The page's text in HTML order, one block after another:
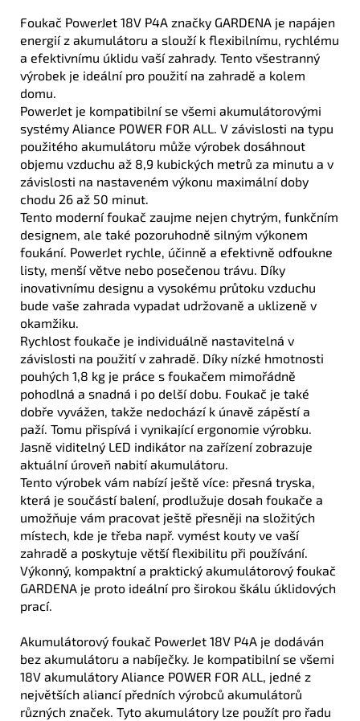
Foukač PowerJet 18V P4A značky GARDENA je napájen
energií z akumulátoru a slouží k flexibilnímu, rychlému
a efektivnímu úklidu vaší zahrady. Tento všestranný
výrobek je ideální pro použití na zahradě a kolem
domu.
PowerJet je kompatibilní se všemi akumulátorovými
systémy Aliance POWER FOR ALL. V závislosti na typu
použitého akumulátoru může výrobek dosáhnout
objemu vzduchu až 8,9 kubických metrů za minutu a v
závislosti na nastaveném výkonu maximální doby
chodu 26 až 50 minut.
Tento moderní foukač zaujme nejen chytrým, funkčním
designem, ale také pozoruhodně silným výkonem
foukání. PowerJet rychle, účinně a efektivně odfoukne
listy, menší větve nebo posečenou trávu. Díky
inovativnímu designu a vysokému průtoku vzduchu
bude vaše zahrada vypadat udržovaně a uklizeně v
okamžiku.
Rychlost foukače je individuálně nastavitelná v
závislosti na použití v zahradě. Díky nízké hmotnosti
pouhých 1,8 kg je práce s foukačem mimořádně
pohodlná a snadná i po delší dobu. Foukač je také
dobře vyvážen, takže nedochází k únavě zápěstí a
paží. Tomu přispívá i vynikající ergonomie výrobku.
Jasně viditelný LED indikátor na zařízení zobrazuje
aktuální úroveň nabití akumulátoru.
Tento výrobek vám nabízí ještě více: přesná tryska,
která je součástí balení, prodlužuje dosah foukače a
umožňuje vám pracovat ještě přesněji na složitých
místech, kde je třeba např. vymést kouty ve vaší
zahradě a poskytuje větší flexibilitu při používání.
Výkonný, kompaktní a praktický akumulátorový foukač
GARDENA je proto ideální pro širokou škálu úklidových
prací.
Akumulátorový foukač PowerJet 18V P4A je dodáván
bez akumulátoru a nabíječky. Je kompatibilní se všemi
18V akumulátory Aliance POWER FOR ALL, jedné z
největších aliancí předních výrobců akumulátorů
různých značek. Tyto akumulátory lze použít pro řadu